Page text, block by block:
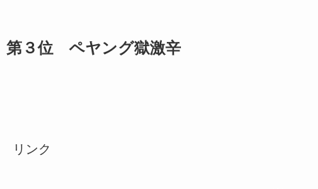
第３位 ペヤング獄激辛
リンク